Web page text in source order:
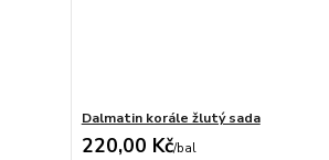
Dalmatin korále žlutý sada
220,00 Kč/bal